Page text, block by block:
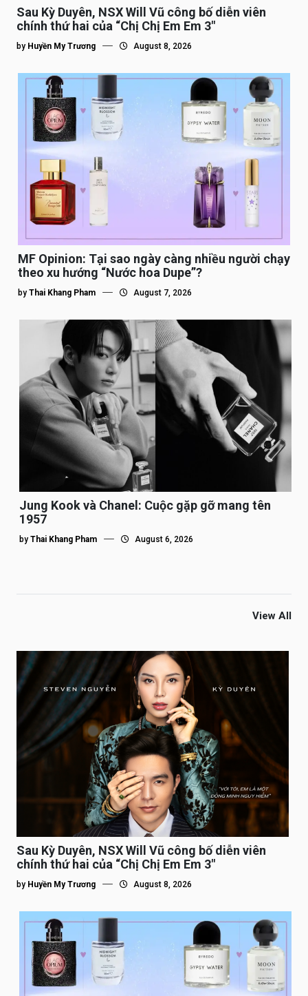
Sau Kỳ Duyên, NSX Will Vũ công bố diễn viên
chính thứ hai của “Chị Chị Em Em 3″
by Huyền My Trương August 8, 2026
MF Opinion: Tại sao ngày càng nhiều người chạy
theo xu hướng “Nước hoa Dupe”?
by Thai Khang Pham August 7, 2026
Jung Kook và Chanel: Cuộc gặp gỡ mang tên
1957
by Thai Khang Pham August 6, 2026
View All
Sau Kỳ Duyên, NSX Will Vũ công bố diễn viên
chính thứ hai của “Chị Chị Em Em 3″
by Huyền My Trương August 8, 2026